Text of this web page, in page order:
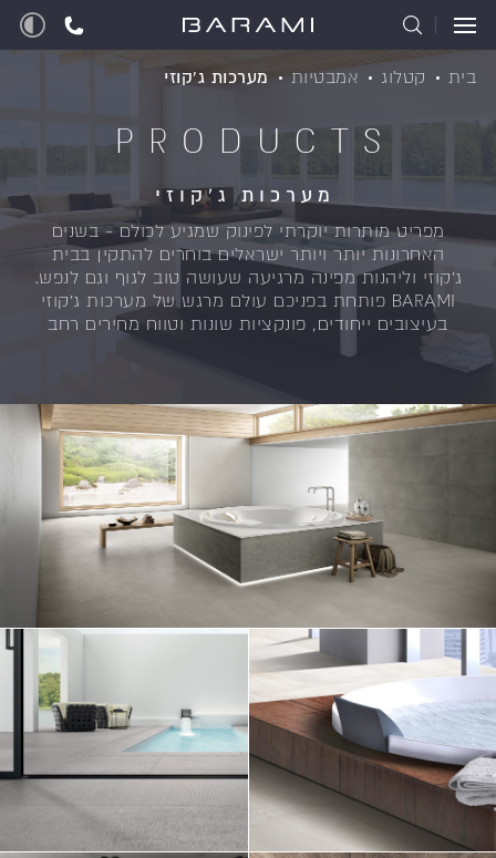
PRODUCTS
מערכות ג'קוזי
מפריט מותרות יוקרתי לפינוק שמגיע לכולם - בשנים
האחרונות יותר ויותר ישראלים בוחרים להתקין בבית
ג'קוזי וליהנות מפינה מרגיעה שעושה טוב לגוף וגם לנפש.
BARAMI פותחת בפניכם עולם מרגש של מערכות ג'קוזי
בעיצובים ייחודים, פונקציות שונות וטווח מחירים רחב
בית קטלוג אמבטיות מערכות ג'קוזי